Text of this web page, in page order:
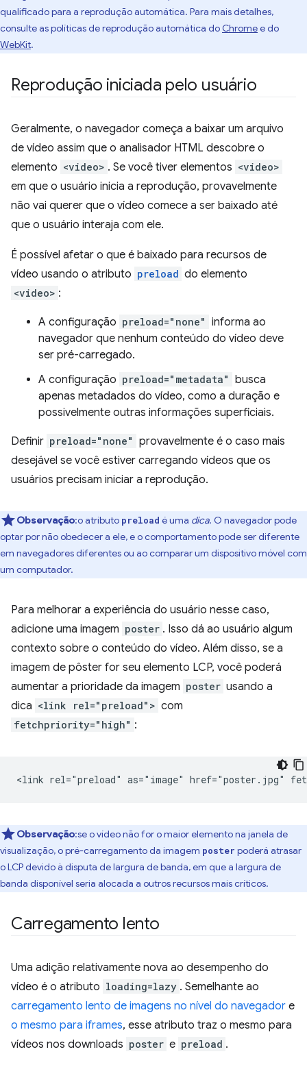
qualificado para a reprodução automática. Para mais detalhes,
consulte as políticas de reprodução automática do Chromee do
WebKit.
Reprodução iniciada pelo usuário
Geralmente, o navegador começa a baixar um arquivo
de vídeo assim que o analisador HTML descobre o
elemento <video> . Se você tiver elementos <video>
em que o usuário inicia a reprodução, provavelmente
não vai querer que o vídeo comece a ser baixado até
que o usuário interaja com ele.
É possível afetar o que é baixado para recursos de
vídeo usando o atributo preload do elemento
<video> :
A configuração preload="none" informa ao
navegador que nenhum conteúdo do vídeo deve
ser pré-carregado.
A configuração preload="metadata" busca
apenas metadados do vídeo, como a duração e
possivelmente outras informações superficiais.
Definir preload="none" provavelmente é o caso mais
desejável se você estiver carregando vídeos que os
usuários precisam iniciar a reprodução.
Observação:o atributo preload é uma dica. O navegador pode
optar por não obedecer a ele, e o comportamento pode ser diferente
em navegadores diferentes ou ao comparar um dispositivo móvel com
um computador.
Para melhorar a experiência do usuário nesse caso,
adicione uma imagem poster . Isso dá ao usuário algum
contexto sobre o conteúdo do vídeo. Além disso, se a
imagem de pôster for seu elemento LCP, você poderá
aumentar a prioridade da imagem poster usando a
dica <link rel="preload"> com
fetchpriority="high" :
Observação:se o vídeo não for o maior elemento na janela de
visualização, o pré-carregamento da imagem poster poderá atrasar
o LCP devido à disputa de largura de banda, em que a largura de
banda disponível seria alocada a outros recursos mais críticos.
Carregamento lento
Uma adição relativamente nova ao desempenho do
vídeo é o atributo loading=lazy . Semelhante ao
carregamento lento de imagens no nível do navegador e
o mesmo para iframes, esse atributo traz o mesmo para
vídeos nos downloads poster e preload .